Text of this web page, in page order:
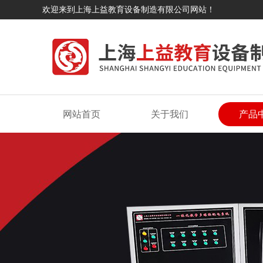
欢迎来到上海上益教育设备制造有限公司网站！
网站首页 关于我们 产品